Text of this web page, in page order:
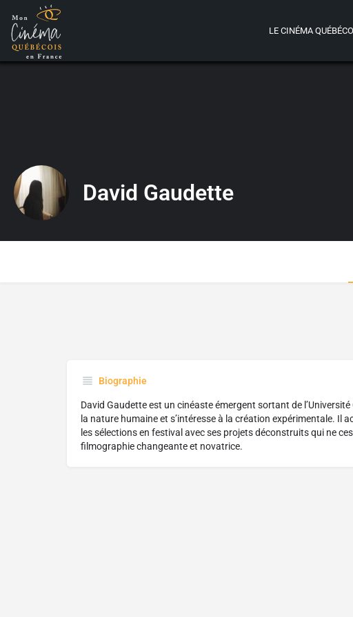
LE CINÉMA
David Gaudette
Biographie
David Gaudette est un cinéaste émergent sortant de
la nature humaine et s’intéresse à la création expérimentale. Il
les sélections en festival avec ses projets déconstruits qui ne
filmographie changeante et novatrice.